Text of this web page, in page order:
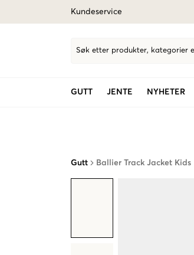
Kundeservice
Søk etter produkter, kategorier
GUTT JENTE NYHETER
Gutt Ballier Track Jacket Kids